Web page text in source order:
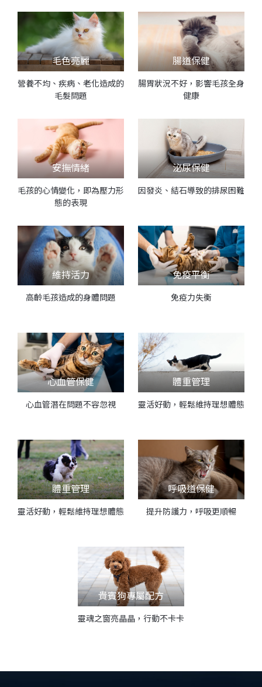
毛色亮麗
營養不均、疾病、老化造成的
毛髮問題
腸道保健
腸胃狀況不好，影響毛孩全身
健康
安撫情緒
毛孩的心情變化，即為壓力形
態的表現
泌尿保健
因發炎、結石導致的排尿困難
維持活力
高齡毛孩造成的身體問題
免疫平衡
免疫力失衡
心血管保健
心血管潛在問題不容忽視
體重管理
靈活好動，輕鬆維持理想體態
體重管理
靈活好動，輕鬆維持理想體態
呼吸道保健
提升防護力，呼吸更順暢
貴賓狗專屬配方
靈魂之窗亮晶晶，行動不卡卡